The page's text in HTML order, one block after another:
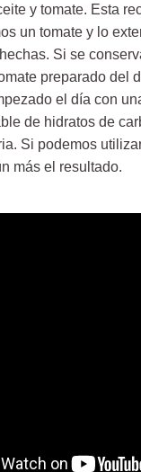
y tomate. Esta
un tomate y lo
Si se
preparado del
el día con
de hidratos de
Si podemos
más el resultado.